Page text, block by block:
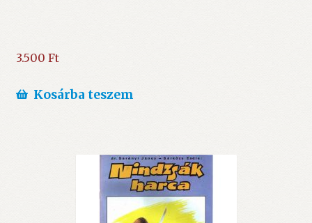
3.500 Ft
Kosárba teszem